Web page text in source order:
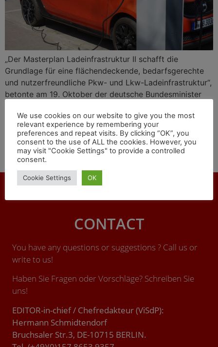
„Der Masterplan Ladeinfrastruktur II schafft die
Grundlage für eine flächendeckende, bedarfsgerechte
und nutzerfreundliche Pkw- und Lkw-Ladeinfrastruktur“,
betonte am 19. Oktober der deutsche Bundesminister
Bundesminister für Wirtschaft und Klimaschutz Dr.
Robert Habeck erklärte: „Die Ladeinfrastruktur muss
systemdienlich in das Stromnetz integriert werden. Eine
interministerielle Steuerungsgruppe wird die weiteren
Arbeiten koordinieren.”
CONTACT
You have any questions or suggestions ? Call us or
write to us!
Haben Sie Fragen oder Vorschläge? Schreiben Sie
uns!
EDITOR-in-chief / Chefredakteur (ViSdP):
Hermann Schmidtendorf
Bruchsaler Str.3, DE-10715 BERLIN.
We use cookies on our website to give you the most
relevant experience by remembering your
preferences and repeat visits. By clicking “OK”, you
consent to the use of ALL the cookies. However, you
may visit "Cookie Settings" to provide a controlled
consent.
Cookie Settings OK